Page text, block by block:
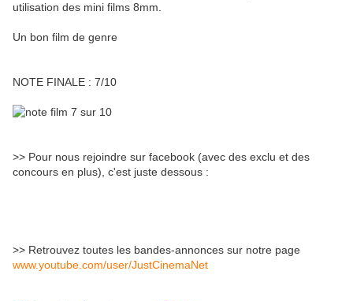
utilisation des mini films 8mm.
Un bon film de genre
NOTE FINALE : 7/10
>> Pour nous rejoindre sur facebook (avec des exclu et des
concours en plus), c'est juste dessous :
>> Retrouvez toutes les bandes-annonces sur notre page
www.youtube.com/user/JustCinemaNet